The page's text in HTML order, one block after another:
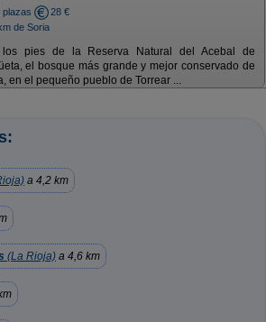
plazas
28 €
de Soria
pies de la Reserva Natural del Acebal de
el bosque más grande y mejor conservado de
en el pequeño pueblo de Torrear ...
a 4,2 km
(La Rioja) a 4,6 km